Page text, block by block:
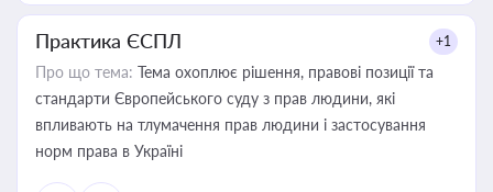
Практика ЄСПЛ +1
Про що тема: Тема охоплює рішення, правові позиції та
стандарти Європейського суду з прав людини, які
впливають на тлумачення прав людини і застосування
норм права в Україні